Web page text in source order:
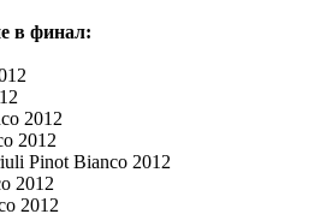
в финал:
2012
2012
Pinot Bianco 2012
2012
2012